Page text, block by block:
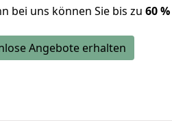
bei uns können Sie bis zu 60
Angebote erhalten